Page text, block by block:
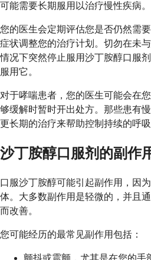
可能需要长期服用以治疗慢性疾病。
您的医生会定期评估您是否仍然需
症状调整您的治疗计划。切勿在未
情况下突然停止服用沙丁胺醇口服
服用它。
对于哮喘患者，您的医生可能会在
够缓解时暂时开出处方。那些患有
更长期的治疗来帮助控制持续的呼吸
沙丁胺醇口服剂的副作
口服沙丁胺醇可能引起副作用，因
体。大多数副作用是轻微的，并且
而改善。
您可能经历的最常见副作用包括：